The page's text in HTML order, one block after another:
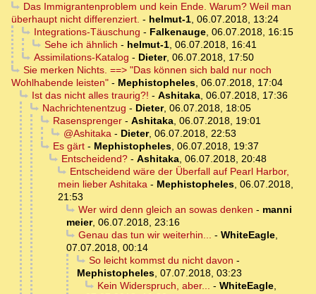
Das Immigrantenproblem und kein Ende. Warum? Weil man
überhaupt nicht differenziert. - helmut-1, 06.07.2018, 13:24
Integrations-Täuschung - Falkenauge, 06.07.2018, 16:15
Sehe ich ähnlich - helmut-1, 06.07.2018, 16:41
Assimilations-Katalog - Dieter, 06.07.2018, 17:50
Sie merken Nichts. ==> "Das können sich bald nur noch
Wohlhabende leisten" - Mephistopheles, 06.07.2018, 17:04
Ist das nicht alles traurig?! - Ashitaka, 06.07.2018, 17:36
Nachrichtenentzug - Dieter, 06.07.2018, 18:05
Rasensprenger- Ashitaka, 06.07.2018, 19:01
@Ashitaka- Dieter, 06.07.2018, 22:53
Es gärt- Mephistopheles, 06.07.2018, 19:37
Entscheidend?- Ashitaka, 06.07.2018, 20:48
Entscheidend wäre der Überfall auf Pearl Harbor,
mein lieber Ashitaka - Mephistopheles, 06.07.2018,
21:53
Wer wird denn gleich an sowas denken - manni
meier, 06.07.2018, 23:16
Genau das tun wir weiterhin... - WhiteEagle,
07.07.2018, 00:14
So leicht kommst du nicht davon -
Mephistopheles, 07.07.2018, 03:23
Kein Widerspruch, aber... - WhiteEagle,